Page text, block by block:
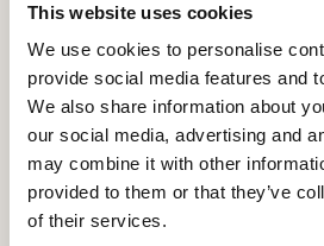
This website uses cookies
We use cookies to personalise
provide social media features and
We also share information about
our social media, advertising and
may combine it with other
provided to them or that they’ve
of their services.
meer dan 100
de kracht van
keten
Het persoonlijke en
Haags gezicht, met op de
volledige eigen keten